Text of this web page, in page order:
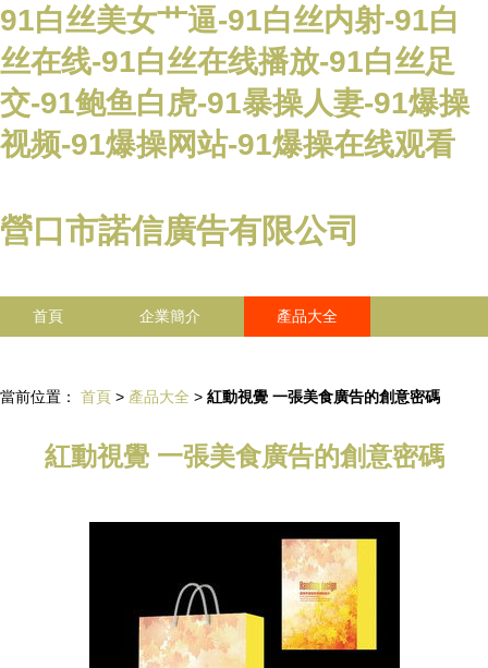
91白丝美女艹逼-91白丝内射-91白
丝在线-91白丝在线播放-91白丝足
交-91鲍鱼白虎-91暴操人妻-91爆操
视频-91爆操网站-91爆操在线观看
營口市諾信廣告有限公司
首頁 企業簡介 產品大全
當前位置： 首頁 > 產品大全 > 紅動視覺 一張美食廣告的創意密碼
紅動視覺 一張美食廣告的創意密碼